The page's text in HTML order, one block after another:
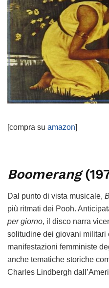
[compra su amazon]
Boomerang
Dal punto di vista musicale,
più ritmati dei Pooh.
per giorno, il disco narra
solitudine dei giovani militari
manifestazioni femministe
anche tematiche storiche
Charles Lindbergh